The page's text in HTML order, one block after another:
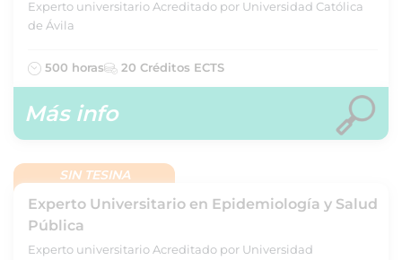
Experto universitario Acreditado por Universidad Católica
de Ávila
500 horas 20 Créditos ECTS
Más info
SIN TESINA
Experto Universitario en Epidemiología y Salud
Pública
Experto universitario Acreditado por Universidad